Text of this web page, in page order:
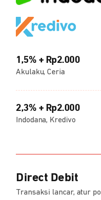
1,5% + Rp2.000
Akulaku, Ceria
2,3% + Rp2.000
Indodana, Kredivo
Direct Debit
Transaksi lancar, atur